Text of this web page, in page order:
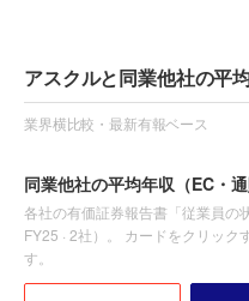
アスクルと同業他社の平
業界横比較・最新有報ベース
同業他社の平均年収 （EC・
各社の有価証券報告書「従業員の
FY25 · 2社）。 カードをクリック
す。